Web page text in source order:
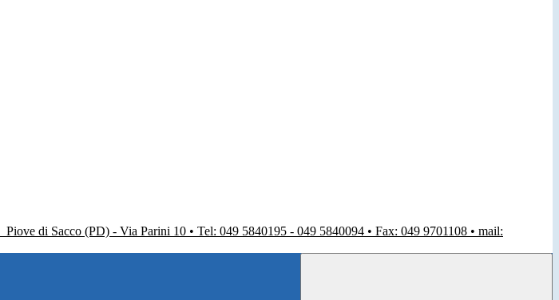
Piove di Sacco (PD) - Via Parini 10 • Tel: 049 5840195 - 049 5840094 • Fax: 049 9701108 • mail: